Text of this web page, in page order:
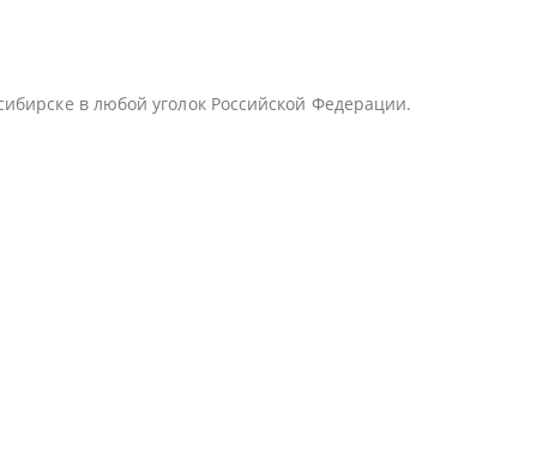
в любой уголок Российской Федерации.